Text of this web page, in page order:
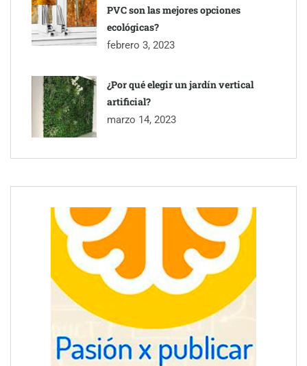
PVC son las mejores opciones
ecológicas?
febrero 3, 2023
¿Por qué elegir un jardín vertical
artificial?
marzo 14, 2023